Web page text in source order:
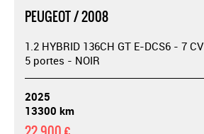
PEUGEOT / 2008
1.2 HYBRID 136CH GT E-DCS6 - 7 CV
5 portes - NOIR
2025
13300 km